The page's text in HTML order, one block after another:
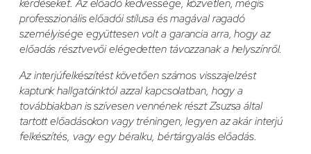
professzionális előadói stílusa és magával ragadó
személyisége együttesen volt a garancia arra, hogy az
előadás résztvevői elégedetten távozzanak a helyszínről.
Az interjúfelkészítést követően számos visszajelzést
kaptunk hallgatóinktól azzal kapcsolatban, hogy a
továbbiakban is szívesen vennének részt Zsuzsa által
tartott előadásokon vagy tréningen, legyen az akár interjú
felkészítés, vagy egy béralku, bértárgyalás előadás.